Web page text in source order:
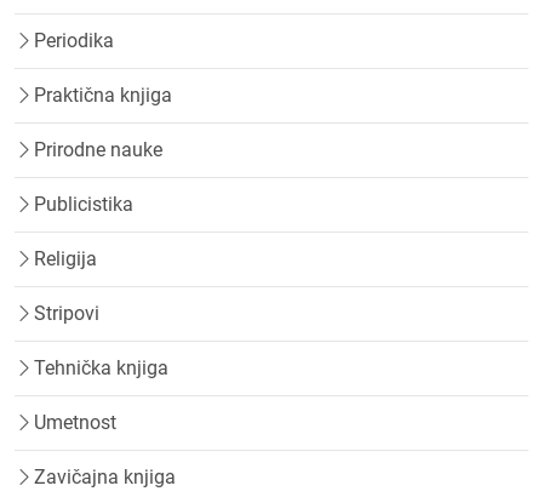
Periodika
Praktična knjiga
Prirodne nauke
Publicistika
Religija
Stripovi
Tehnička knjiga
Umetnost
Zavičajna knjiga